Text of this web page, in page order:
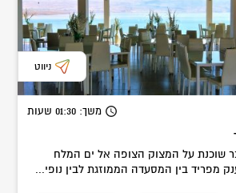
ניווט
משך: 01:30 שעות
שוכנת על המצוק הצופה אל ים המלח
מפריד בין המסעדה הממוזגת לבין נופי...